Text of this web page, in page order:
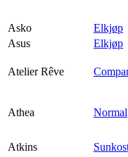
Asko
Elkjøp
Asus
Elkjøp
Atelier Rêve
Athea Normal
Atkins